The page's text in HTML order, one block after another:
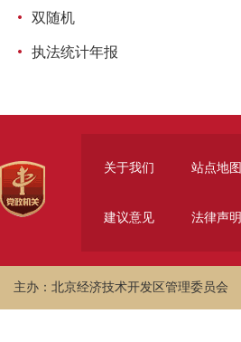
双随机
执法统计年报
关于我们 站点地图
建议意见 法律声明
主办：北京经济技术开发区管理委员会